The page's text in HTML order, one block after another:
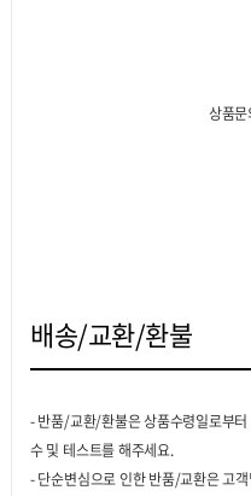
상품
배송/교환/환불
- 반품/교환/환불은 상품수령일로부
수 및 테스트를 해주세요.
- 단순변심으로 인한 반품/교환은 고